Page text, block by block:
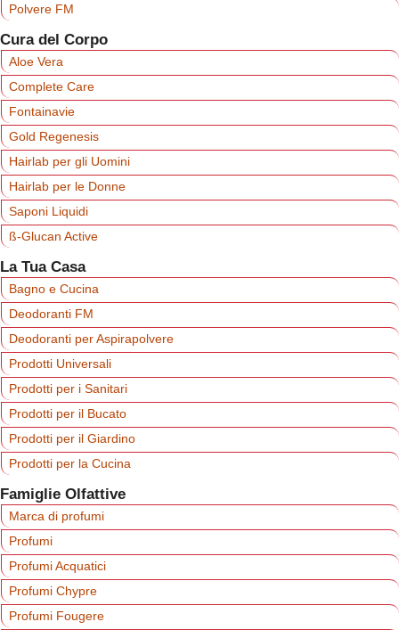
Polvere FM
Cura del Corpo
Aloe Vera
Complete Care
Fontainavie
Gold Regenesis
Hairlab per gli Uomini
Hairlab per le Donne
Saponi Liquidi
ß-Glucan Active
La Tua Casa
Bagno e Cucina
Deodoranti FM
Deodoranti per Aspirapolvere
Prodotti Universali
Prodotti per i Sanitari
Prodotti per il Bucato
Prodotti per il Giardino
Prodotti per la Cucina
Famiglie Olfattive
Marca di profumi
Profumi
Profumi Acquatici
Profumi Chypre
Profumi Fougere